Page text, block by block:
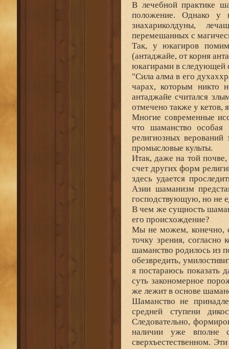
В лечебной практике
положение. Однако у
знахариколдуны,
перемешанных с
Так, у юкагиров
(антаджайе, от корня
юкагирами в следующей
"Сила алма в его
чарах, которым никто
антаджайе считался
отмечено также у кетов,
Многие современные
что шаманство
религиозных
промысловые культы.
Итак, даже на той
счет других форм
здесь удается
Азии шаманизм
господствующую, но не
В чем же сущность
его происхождение?
Мы не можем, конечно,
точку зрения,
шаманство родилось из
обезвредить,
я постараюсь показать
суть закономерное
же лежит в основе
Шаманство не
средней ступени
Следовательно,
наличии уже вполне
сверхъестественном.